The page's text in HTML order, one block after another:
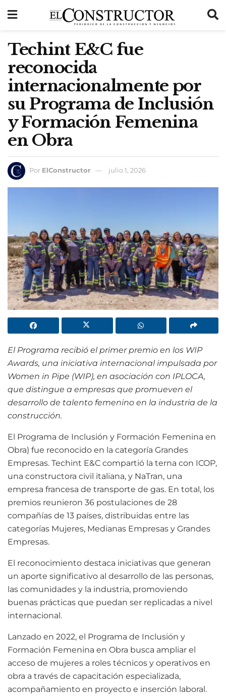
Techint E&C fue
reconocida
internacionalmente por
su Programa de Inclusión
y Formación Femenina
en Obra
Por ElConstructor julio 1, 2026
El Programa recibió el primer premio en los WIP
Awards, una iniciativa internacional impulsada por
Women in Pipe (WIP), en asociación con IPLOCA,
que distingue a empresas que promueven el
desarrollo de talento femenino en la industria de la
construcción.
El Programa de Inclusión y Formación Femenina en
Obra) fue reconocido en la categoría Grandes
Empresas. Techint E&C compartió la terna con ICOP,
una constructora civil italiana, y NaTran, una
empresa francesa de transporte de gas. En total, los
premios reunieron 36 postulaciones de 28
compañías de 13 países, distribuidas entre las
categorías Mujeres, Medianas Empresas y Grandes
Empresas.
El reconocimiento destaca iniciativas que generan
un aporte significativo al desarrollo de las personas,
las comunidades y la industria, promoviendo
buenas prácticas que puedan ser replicadas a nivel
internacional.
Lanzado en 2022, el Programa de Inclusión y
Formación Femenina en Obra busca ampliar el
acceso de mujeres a roles técnicos y operativos en
obra a través de capacitación especializada,
acompañamiento en proyecto e inserción laboral.